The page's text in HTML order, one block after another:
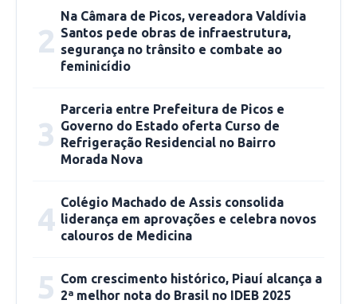
2
Na Câmara de Picos, vereadora Valdívia
Santos pede obras de infraestrutura,
segurança no trânsito e combate ao
feminicídio
3
Parceria entre Prefeitura de Picos e
Governo do Estado oferta Curso de
Refrigeração Residencial no Bairro
Morada Nova
4 Colégio Machado de Assis consolida
liderança em aprovações e celebra novos
calouros de Medicina
5 Com crescimento histórico, Piauí alcança a
2ª melhor nota do Brasil no IDEB 2025